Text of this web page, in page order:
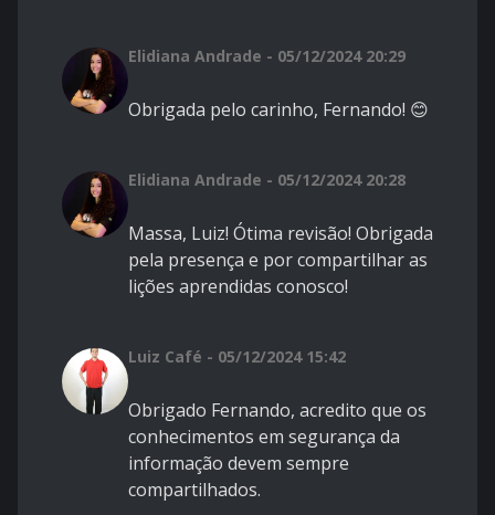
Elidiana Andrade - 05/12/2024 20:29
Obrigada pelo carinho, Fernando! 😊
Elidiana Andrade - 05/12/2024 20:28
Massa, Luiz! Ótima revisão! Obrigada
pela presença e por compartilhar as
lições aprendidas conosco!
Luiz Café - 05/12/2024 15:42
Obrigado Fernando, acredito que os
conhecimentos em segurança da
informação devem sempre
compartilhados.